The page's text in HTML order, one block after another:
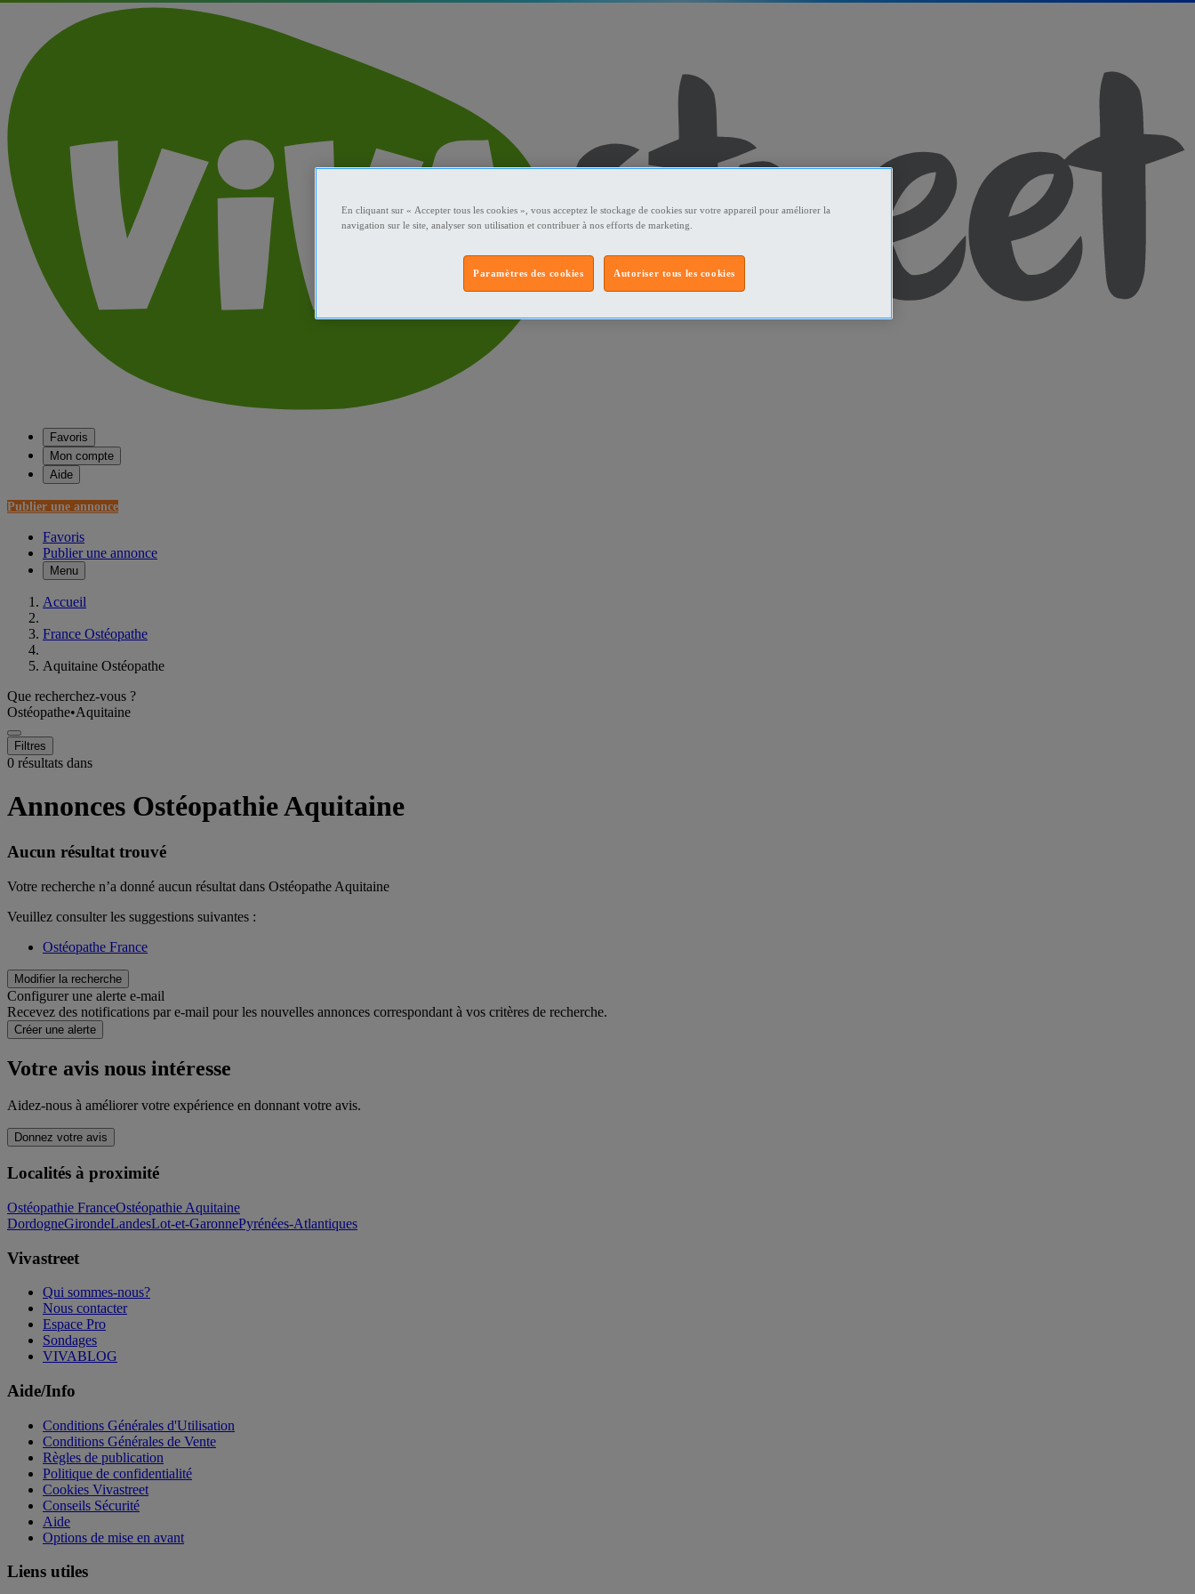
Favoris
Mon compte
Aide
Publier une annonce
Favoris
Publier une annonce
Menu
Accueil
France Ostéopathe
Aquitaine Ostéopathe
Que recherchez-vous ?
Ostéopathe•Aquitaine
Filtres
0 résultats dans
Annonces Ostéopathie Aquitaine
Aucun résultat trouvé
Votre recherche n’a donné aucun résultat dans Ostéopathe Aquitaine
Veuillez consulter les suggestions suivantes :
Ostéopathe France
Modifier la recherche
Configurer une alerte e-mail
Recevez des notifications par e-mail pour les nouvelles annonces correspondant à vos critères de recherche.
Créer une alerte
Votre avis nous intéresse
Aidez-nous à améliorer votre expérience en donnant votre avis.
Donnez votre avis
Localités à proximité
Ostéopathie FranceOstéopathie Aquitaine
DordogneGirondeLandesLot-et-GaronnePyrénées-Atlantiques
Vivastreet
Qui sommes-nous?
Nous contacter
Espace Pro
Sondages
VIVABLOG
Aide/Info
Conditions Générales d'Utilisation
Conditions Générales de Vente
Règles de publication
Politique de confidentialité
Cookies Vivastreet
Conseils Sécurité
Aide
Options de mise en avant
Liens utiles
En cliquant sur « Accepter tous les cookies », vous acceptez le stockage de cookies sur votre appareil pour améliorer la
navigation sur le site, analyser son utilisation et contribuer à nos efforts de marketing.
Autoriser tous les cookies
Paramètres des cookies